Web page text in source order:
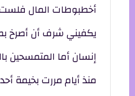
أخطبوطات المال
يكفيني شرف أن أصرخ
إنسان أما المتمسحين
منذ أيام مررت بخيمة